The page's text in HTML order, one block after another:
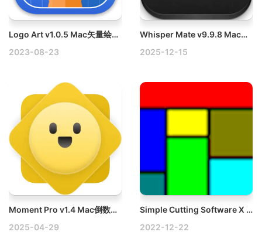
Logo Art v1.0.5 Mac矢量绘图软件破解版
2023-08-23
Whisper Mate v9.9.8 Mac本地将电影/音频转录为文本
2025-12-15
Moment Pro v1.4 Mac倒数日纪念日提醒工具破解版
2025-04-29
Simple Cutting Software X v2022.11.15 Mac破解版
2022-12-22